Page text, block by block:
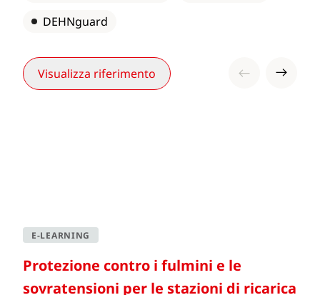
DEHNguard
Visualizza riferimento
Visualizza riferimento
E-LEARNING
Protezione contro i fulmini e le
sovratensioni per le stazioni di ricarica